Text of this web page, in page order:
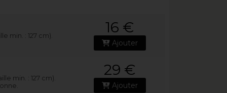
min. : 127 cm).
16 €
Ajouter
min. : 127 cm).
29 €
Ajouter